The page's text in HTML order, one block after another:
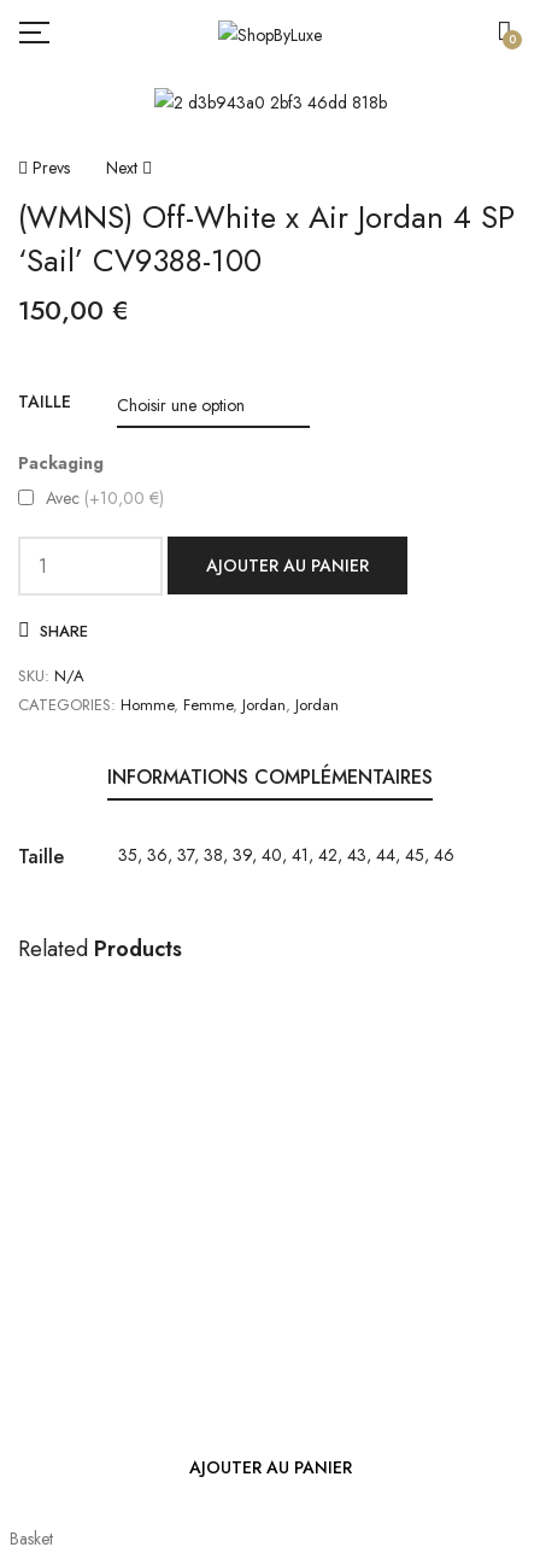
0
Navigation
De
L’article
Prevs Next
(WMNS) Off-White x Air Jordan 4 SP
‘Sail’ CV9388-100
150,00 €
TAILLE
Packaging
Avec (+10,00 €)
quantité
(WMNS)
Off-
White
'Sail'
AJOUTER AU PANIER
SHARE
SKU: N/A
CATEGORIES: Homme, Femme, Jordan, Jordan
INFORMATIONS COMPLÉMENTAIRES
Taille 35, 36, 37, 38, 39, 40, 41, 42, 43, 44, 45, 46
Related Products
AJOUTER AU PANIER
Basket